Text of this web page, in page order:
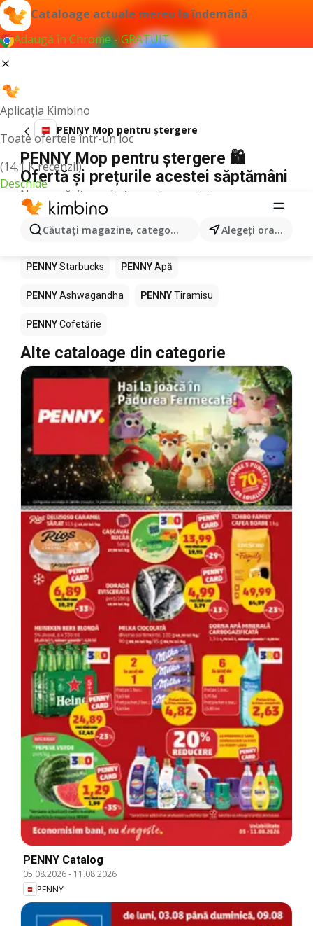
Cataloage actuale mereu la îndemână
Adaugă în Chrome - GRATUIT
Aplicația Kimbino
Toate ofertele într-un loc
(14,1 K recenzii)
Deschide
Căutaţi magazine, categorii, produse... Alegeţi oraşul
PENNY Mop pentru ștergere
PENNY Mop pentru ștergere 🛍️
Ofertă și prețurile acestei săptămâni
Nu am găsit rezultate pentru acest termen.
Alte produse în magazine PENNY
PENNY Pizza PENNY Mango LEGO
PENNYStarbucks PENNYApă
PENNYAshwagandha PENNYTiramisu
PENNYCofetărie
Alte cataloage din categorie
PENNY Catalog
05.08.2026- 11.08.2026
PENNY